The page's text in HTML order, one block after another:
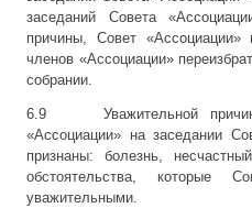
заседаний Совета
причины, Совет
членов «Ассоциации»
собрании.
6.9 Уважительной
«Ассоциации» на заседании
признаны: болезнь,
обстоятельства, которые
уважительными.